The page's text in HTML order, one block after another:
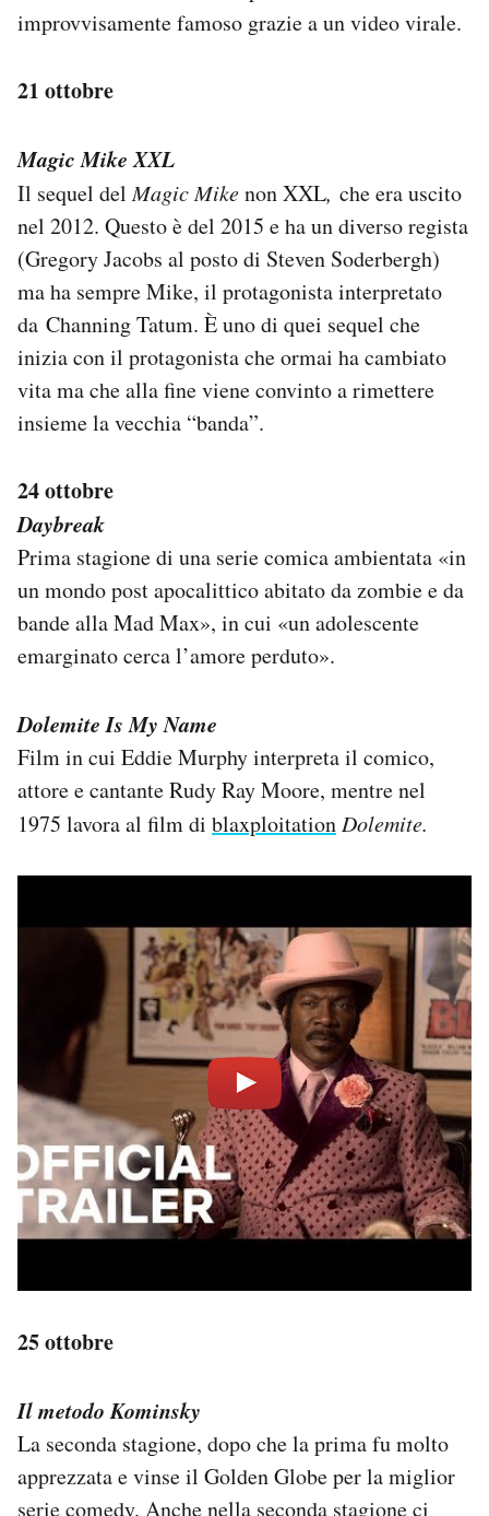
improvvisamente famoso grazie a un video virale.
21 ottobre
Magic Mike XXL
Il sequel delMagic Mikenon XXL, che era uscito
nel 2012. Questo è del 2015 e ha un diverso regista
(Gregory Jacobs al posto di Steven Soderbergh)
ma ha sempre Mike, il protagonista interpretato
da Channing Tatum. È uno di quei sequel che
inizia con il protagonista che ormai ha cambiato
vita ma che alla fine viene convinto a rimettere
insieme la vecchia “banda”.
24 ottobre
Daybreak
Prima stagione di una serie comica ambientata «in
un mondo post apocalittico abitato da zombie e da
bande alla Mad Max», in cui «un adolescente
emarginato cerca l’amore perduto».
Dolemite Is My Name
Film in cui Eddie Murphy interpreta il comico,
attore e cantante Rudy Ray Moore, mentre nel
1975 lavora al film di blaxploitationDolemite.
25 ottobre
Il metodo Kominsky
La seconda stagione, dopo che la prima fu molto
apprezzata e vinse il Golden Globe per la miglior
serie comedy. Anche nella seconda stagione ci